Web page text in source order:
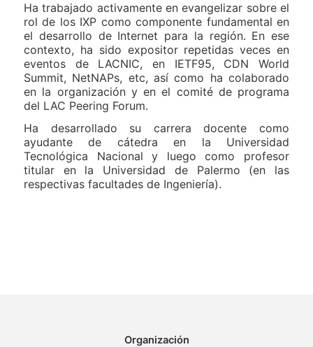
Ha trabajado activamente en evangelizar sobre el
rol de los IXP como componente fundamental en
el desarrollo de Internet para la región. En ese
contexto, ha sido expositor repetidas veces en
eventos de LACNIC, en IETF95, CDN World
Summit, NetNAPs, etc, así como ha colaborado
en la organización y en el comité de programa
del LAC Peering Forum.
Ha desarrollado su carrera docente como
ayudante de cátedra en la Universidad
Tecnológica Nacional y luego como profesor
titular en la Universidad de Palermo (en las
respectivas facultades de Ingeniería).
Organización